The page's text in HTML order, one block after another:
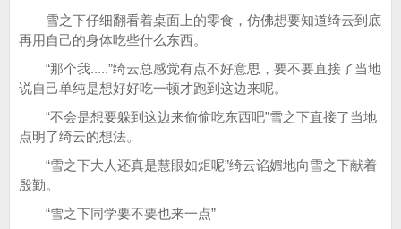
雪之下仔细翻看着桌面上的零食，仿佛想要知道绮云到底
再用自己的身体吃些什么东西。
“那个我.....”绮云总感觉有点不好意思，要不要直接了当地
说自己单纯是想好好吃一顿才跑到这边来呢。
“不会是想要躲到这边来偷偷吃东西吧”雪之下直接了当地
点明了绮云的想法。
“雪之下大人还真是慧眼如炬呢”绮云谄媚地向雪之下献着
殷勤。
“雪之下同学要不要也来一点”